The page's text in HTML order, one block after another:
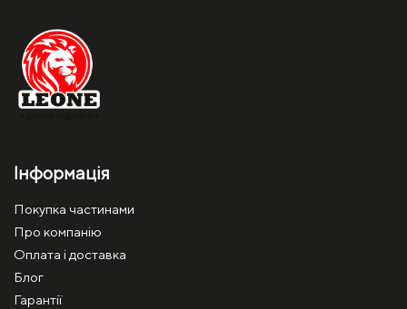
Інформація
Покупка частинами
Про компанію
Оплата і доставка
Блог
Гарантії